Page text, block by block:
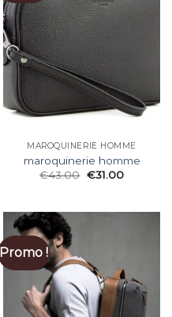
MAROQUINERIE HOMME
maroquinerie homme
€43.00 €31.00
Promo !